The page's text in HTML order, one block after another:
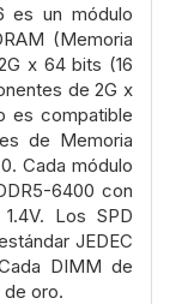
es un módulo
(Memoria
x 64 bits (16
de 2G x
es compatible
de Memoria
Cada módulo
6400 con
Los SPD
JEDEC
DIMM de
oro.